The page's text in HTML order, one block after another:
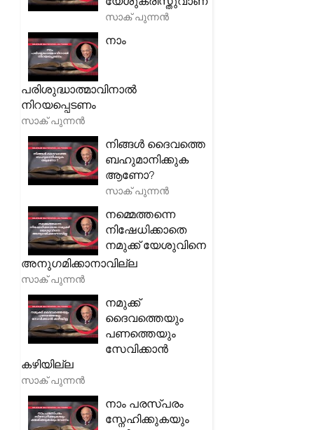
സാക് പുന്നൻ
നാം
പരിശുദ്ധാത്മാവിനാൽ
നിറയപ്പെടണം
സാക് പുന്നൻ
നിങ്ങൾ ദൈവത്തെ
ബഹുമാനിക്കുക
ആണോ?
സാക് പുന്നൻ
നമ്മെത്തന്നെ
നിഷേധിക്കാതെ
നമുക്ക് യേശുവിനെ
അനുഗമിക്കാനാവില്ല
സാക് പുന്നൻ
നമുക്ക്
ദൈവത്തെയും
പണത്തെയും
സേവിക്കാൻ
കഴിയില്ല
സാക് പുന്നൻ
നാം പരസ്പരം
സ്നേഹിക്കുകയും